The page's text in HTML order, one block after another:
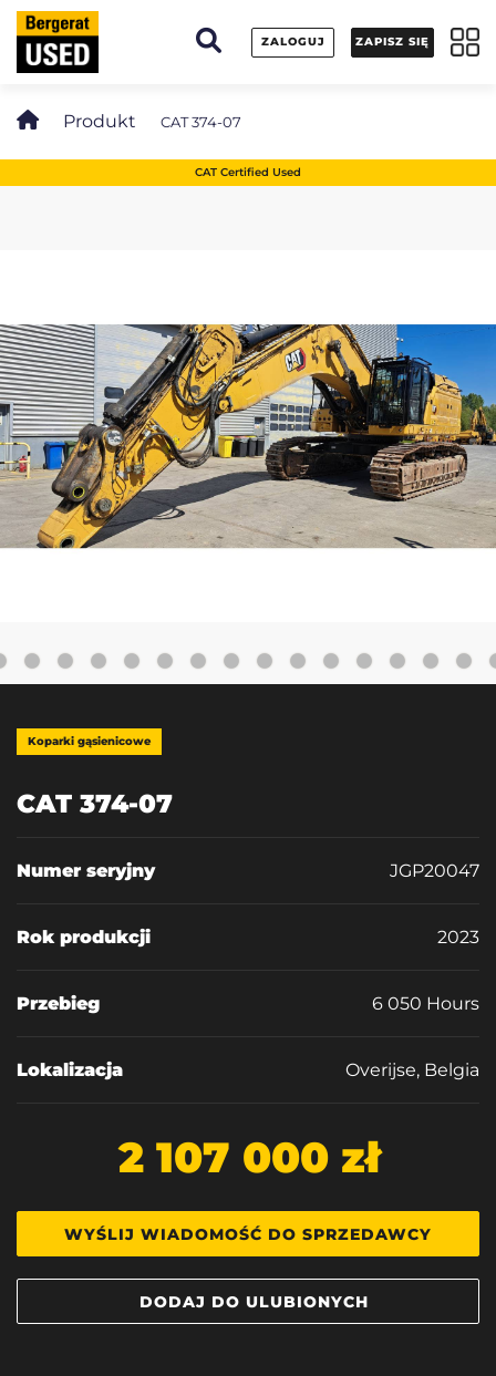
ZALOGUJ ZAPISZ SIĘ
Produkt CAT 374-07
CAT Certified Used
Koparki gąsienicowe
CAT 374-07
Numer seryjny JGP20047
Rok produkcji 2023
Przebieg 6 050 Hours
Lokalizacja Overijse, Belgia
2 107 000 zł
WYŚLIJ WIADOMOŚĆ DO SPRZEDAWCY
DODAJ DO ULUBIONYCH
Panel zarządzania plikami cookies